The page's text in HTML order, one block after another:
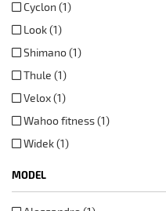
Cyclon (1)
Look (1)
Shimano (1)
Thule (1)
Velox (1)
Wahoo fitness (1)
Widek (1)
MODEL